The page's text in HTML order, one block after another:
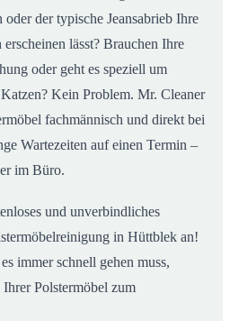
der typische Jeansabrieb Ihre
lässt? Brauchen Ihre
oder geht es speziell um
Kein Problem. Mr. Cleaner
fachmännisch und direkt bei
Wartezeiten auf einen Termin –
im Büro.
und unverbindliches
in Hüttblek an!
immer schnell gehen muss,
Polstermöbel zum